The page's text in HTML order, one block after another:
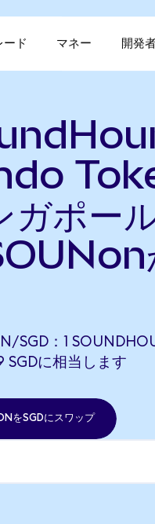
ード マネー 開発
ガポー
SGD：1
SGDに相当します
をSGDにスワップ